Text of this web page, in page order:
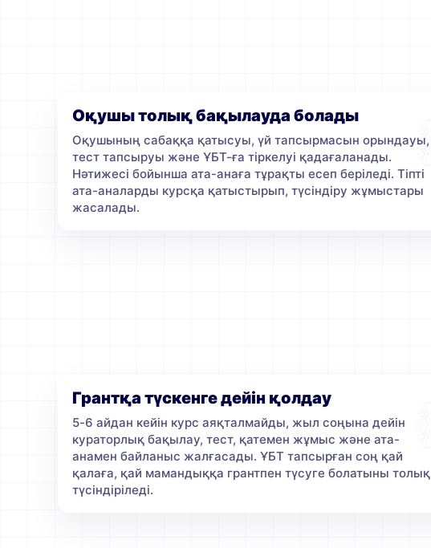
Оқушы толық бақылауда болады
Оқушының сабаққа қатысуы, үй тапсырмасын орындауы,
тест тапсыруы және ҰБТ-ға тіркелуі қадағаланады.
Нәтижесі бойынша ата-анаға тұрақты есеп беріледі. Тіпті
ата-аналарды курсқа қатыстырып, түсіндіру жұмыстары
жасалады.
Грантқа түскенге дейін қолдау
5-6 айдан кейін курс аяқталмайды, жыл соңына дейін
кураторлық бақылау, тест, қатемен жұмыс және ата-
анамен байланыс жалғасады. ҰБТ тапсырған соң қай
қалаға, қай мамандыққа грантпен түсуге болатыны толық
түсіндіріледі.